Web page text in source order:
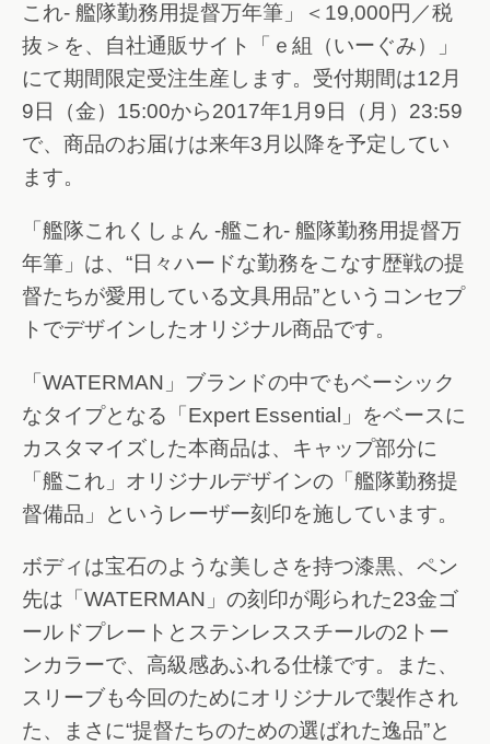
これ- 艦隊勤務用提督万年筆」＜19,000円／税
抜＞を、自社通販サイト「ｅ組（いーぐみ）」
にて期間限定受注生産します。受付期間は12月
9日（金）15:00から2017年1月9日（月）23:59
で、商品のお届けは来年3月以降を予定してい
ます。
「艦隊これくしょん -艦これ- 艦隊勤務用提督万
年筆」は、“日々ハードな勤務をこなす歴戦の提
督たちが愛用している文具用品”というコンセプ
トでデザインしたオリジナル商品です。
「WATERMAN」ブランドの中でもベーシック
なタイプとなる「Expert Essential」をベースに
カスタマイズした本商品は、キャップ部分に
「艦これ」オリジナルデザインの「艦隊勤務提
督備品」というレーザー刻印を施しています。
ボディは宝石のような美しさを持つ漆黒、ペン
先は「WATERMAN」の刻印が彫られた23金ゴ
ールドプレートとステンレススチールの2トー
ンカラーで、高級感あふれる仕様です。また、
スリーブも今回のためにオリジナルで製作され
た、まさに“提督たちのための選ばれた逸品”と